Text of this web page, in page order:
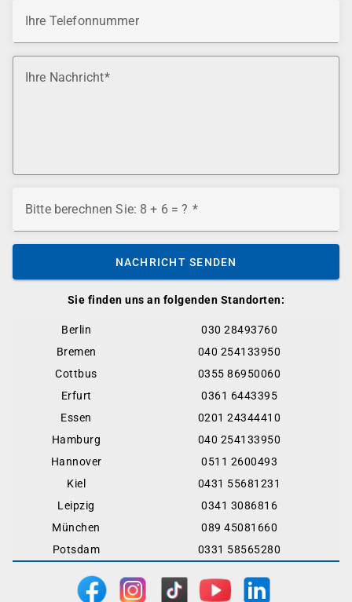
Sie finden uns an folgenden Standorten:
Berlin
030 28493760
Bremen
040 254133950
Cottbus
0355 86950060
Erfurt
0361 6443395
Essen
0201 24344410
Hamburg
040 254133950
Hannover
0511 2600493
Kiel
0431 55681231
Leipzig
0341 3086816
München
089 45081660
Potsdam
0331 58565280
Ihre Telefonnummer
Ihre Nachricht
Bitte berechnen Sie: 8 + 6 = ?
NACHRICHT SENDEN